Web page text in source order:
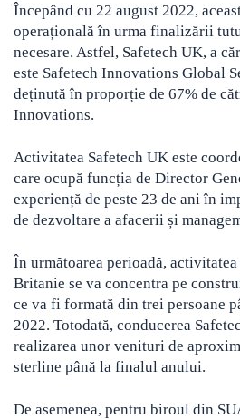
Începând cu 22 august 2022,
operațională în urma finalizării
necesare. Astfel, Safetech UK, a
este Safetech Innovations Global
deținută în proporție de 67% de
Innovations.
Activitatea Safetech UK este
care ocupă funcția de Director
experiență de peste 23 de ani în
de dezvoltare a afacerii și
În următoarea perioadă,
Britanie se va concentra pe
ce va fi formată din trei persoane
2022. Totodată, conducerea
realizarea unor venituri de
sterline până la finalul anului.
De asemenea, pentru biroul din